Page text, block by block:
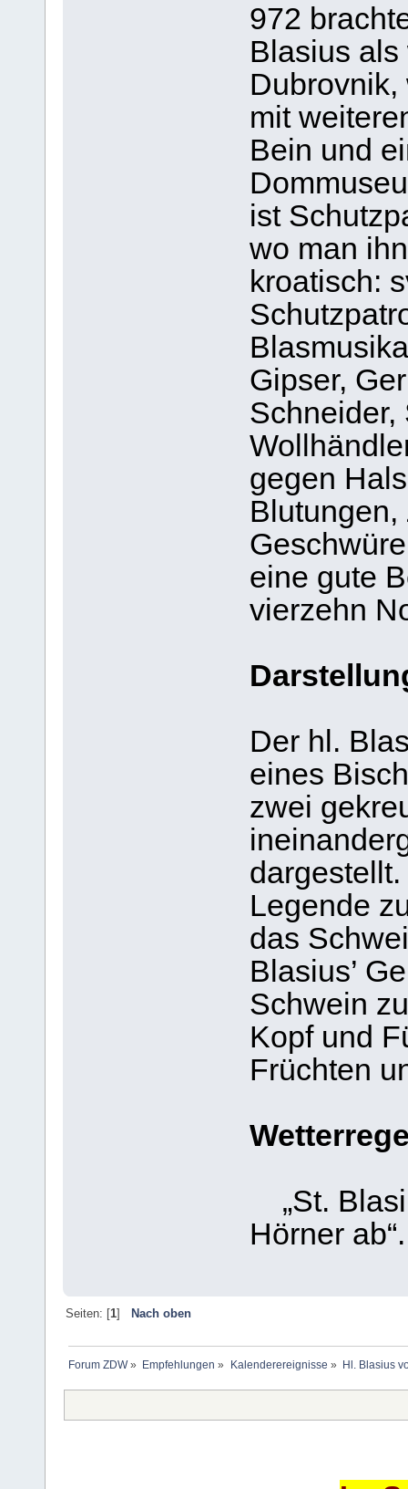
972
Blasius
Dubrovnik,
mit
Bein und
ist
wo man
kroatisch:
Gipser,
Schneider,
gegen
eine gute
vierzehn
Der hl.
eines
zwei
Legende
das
Blasius’
Schwein
Kopf und
Früchten
„St.
Hörner ab“.
Seiten: [1] Nach oben
Forum ZDW» Empfehlungen » Kalenderereignisse » Hl. Blasius